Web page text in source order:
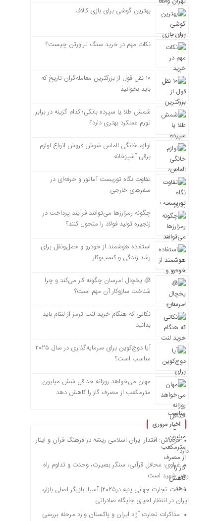
بهترین گوشی برای بازی کالاف
نکات مهم در خرید سنگ تراورتن چیست؟
۱۰ نقل قول از بزرگترین معامله‌گران تاریخ که
باید بخوانید
شمش طلا یا سپرده بانکی؛ کدام گزینه در برابر
تورم عملکرد بهتری دارد؟
لوازم خانگی الماس شوش فروش انواع لوازم
برقی آشپزخانه
تفاوت نگاه توریست آماتور و حرفه‌ای در
سفرهای خارجی
چگونه رمزارزها می‌توانند فرآیند پرداخت در
زنجیره تولید فولاد را متحول کنند؟
استفاده هوشمند از خودرو و حمل‌ونقل برای
رشد زندگی و کسب‌وکار
🧊 یخچال امرسان چگونه کار می‌کند و چرا
شناخت سازوکار آن مهم است؟
نکاتی که هنگام خرید لنت ترمز از لنتام باید
بدانید
آیا دوج‌کوین برای سرمایه‌گذاری در سال ۲۰۲۵
مناسب است؟
مهان می‌خواهد روزانه حداقل شش میلیون
مترمکعب از مصرف گاز را کاهش دهد
اخبار مروری
قره‌باش: اقتدار ایران اسلامی ریشه در فرهنگ قرآن و ایثار
دارد
غراوی: محافل قرآنی، سنگر بصیرت، وحدت و تداوم راه
رهبر شهید است
افت تجارت جهانی پنبه در۲۰۲۵| آسیا; بازیگر اصلی بازار،
ایران در انتظار احیای جایگاه صادراتی
مذاکرات تجارت آزاد ایران و پاکستان وارد مرحله بررسی